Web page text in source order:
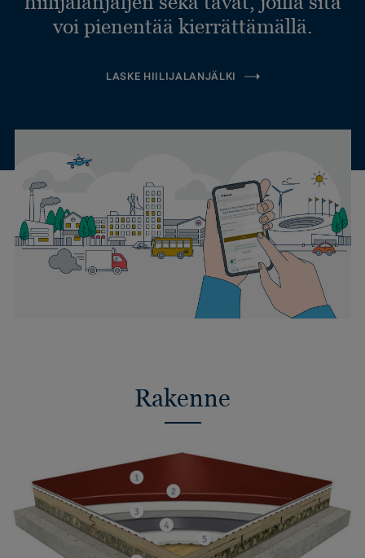
voi pienentää kierrättämällä.
LASKE HIILIJALANJÄLKI
Rakenne